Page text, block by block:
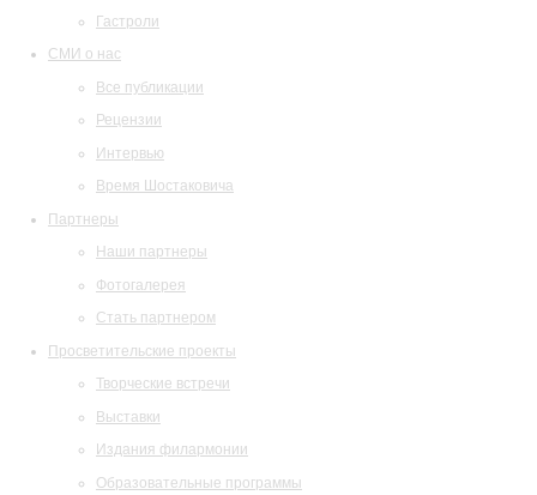
Гастроли
СМИ о нас
Все публикации
Рецензии
Интервью
Время Шостаковича
Партнеры
Наши партнеры
Фотогалерея
Стать партнером
Просветительские проекты
Творческие встречи
Выставки
Издания филармонии
Образовательные программы